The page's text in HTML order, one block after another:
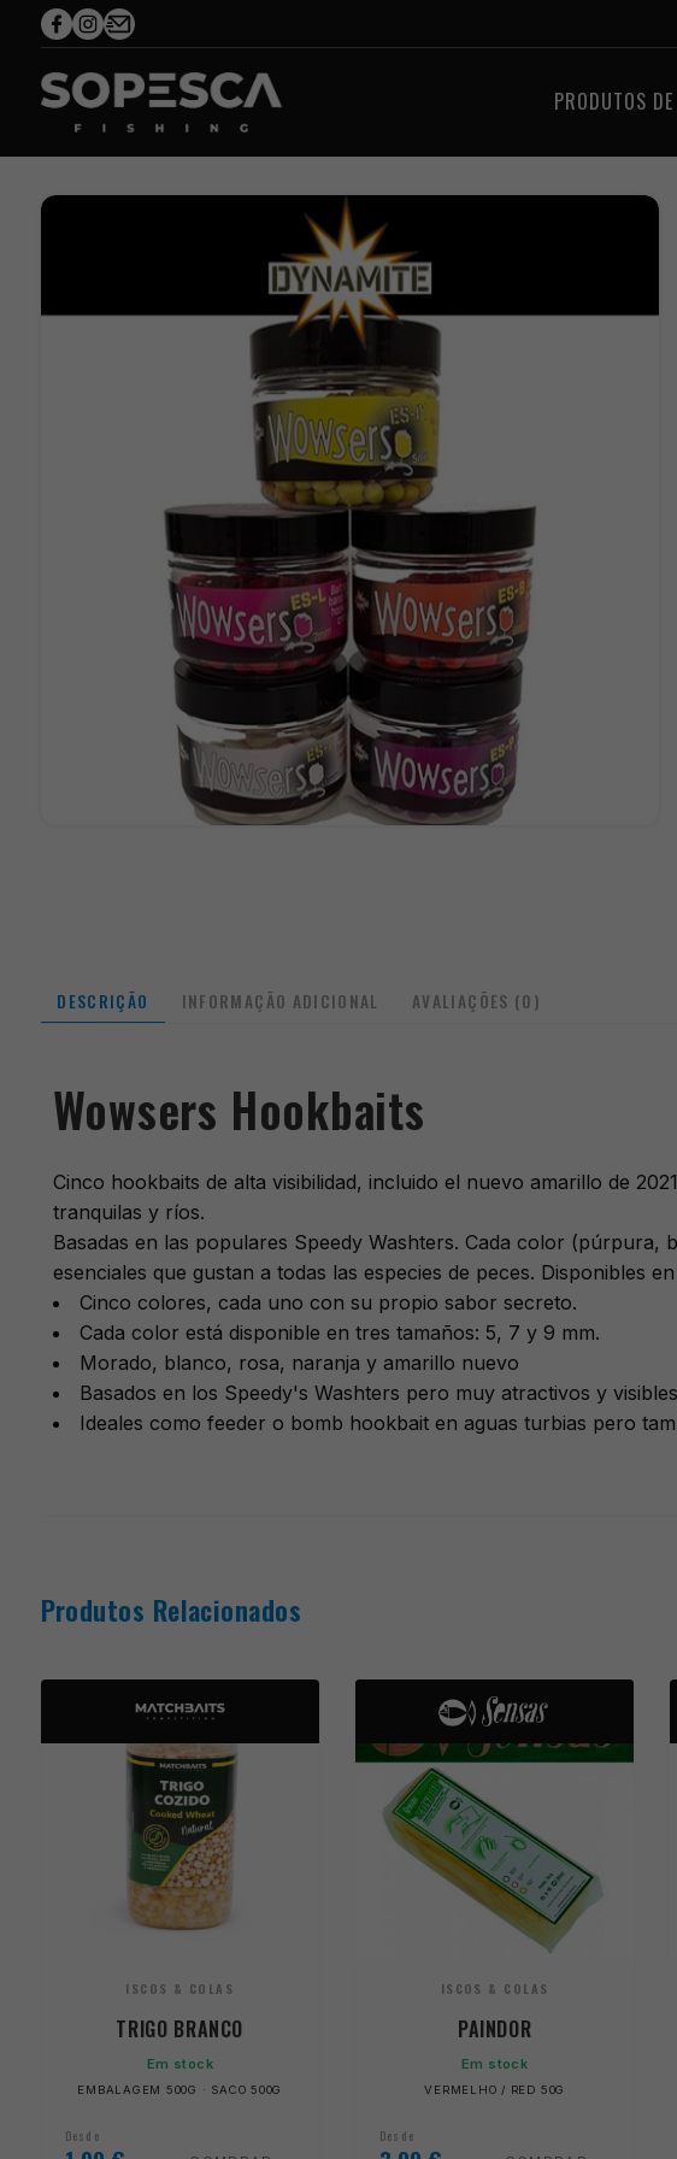
PRODUTOS
DESCRIÇÃO INFORMAÇÃO ADICIONAL AVALIAÇÕES (0)
Wowsers Hookbaits
Cinco hookbaits de alta visibilidad, incluido el nuevo amarillo de
tranquilas y ríos.
Basadas en las populares Speedy Washters. Cada color
esenciales que gustan a todas las especies de peces. Disponibles
Cinco colores, cada uno con su propio sabor secreto.
Cada color está disponible en tres tamaños: 5, 7 y 9 mm.
Morado, blanco, rosa, naranja y amarillo nuevo
Basados en los Speedy's Washters pero muy atractivos y
Ideales como feeder o bomb hookbait en aguas turbias pero
Produtos Relacionados
ISCOS & COLAS
TRIGO BRANCO
Em stock
EMBALAGEM 500G · SACO 500G
Desde
ISCOS & COLAS
PAINDOR
Em stock
VERMELHO / RED 50G
Desde